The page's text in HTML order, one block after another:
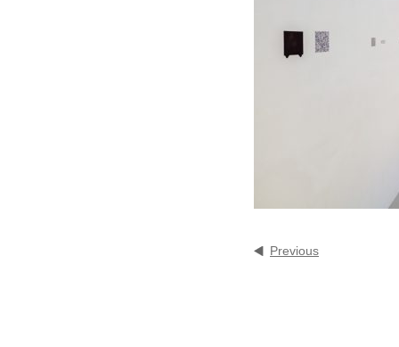
Previous